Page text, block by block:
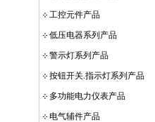
工控元件产品
低压电器系列产品
警示灯系列产品
按钮开关.指示灯系列产品
多功能电力仪表产品
电气辅件产品